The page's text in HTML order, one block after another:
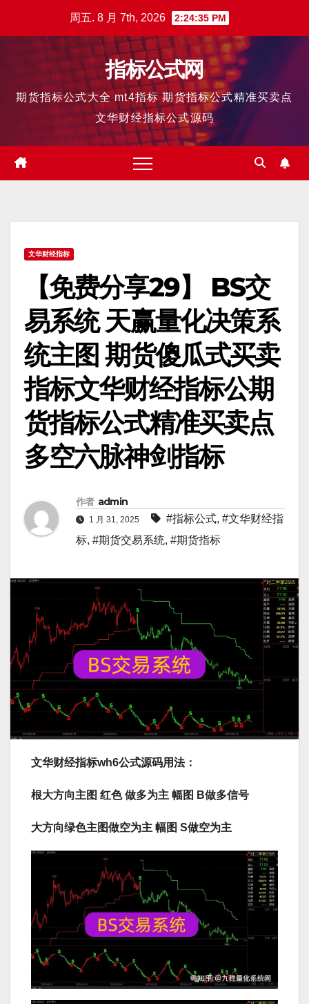
周五. 8 月 7th, 2026 2:24:36 PM
指标公式网
期货指标公式大全 mt4指标 期货指标公式精准买卖点
文华财经指标公式源码
文华财经指标
【免费分享29】 BS交
易系统 天赢量化决策系
统主图 期货傻瓜式买卖
指标文华财经指标公期
货指标公式精准买卖点
多空六脉神剑指标
作者 admin
1 月 31, 2025 #指标公式, #文华财经指
标, #期货交易系统, #期货指标
文华财经指标wh6公式源码用法：
根大方向主图 红色 做多为主 幅图 B做多信号
大方向绿色主图做空为主 幅图 S做空为主